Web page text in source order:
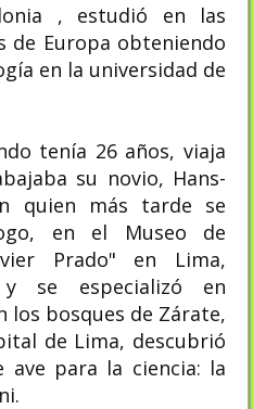
, estudió en las
de Europa obteniendo
en la universidad de
tenía 26 años, viaja
su novio, Hans-
quien más tarde se
en el Museo de
Prado" en Lima,
especializó en
los bosques de Zárate,
de Lima, descubrió
ave para la ciencia: la